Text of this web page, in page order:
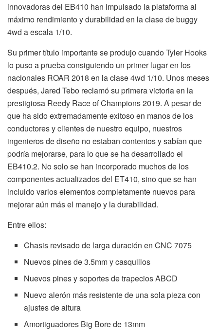
innovadoras del EB410 han impulsado la plataforma al
máximo rendimiento y durabilidad en la clase de buggy
4wd a escala 1/10.
Su primer título importante se produjo cuando Tyler Hooks
lo puso a prueba consiguiendo un primer lugar en los
nacionales ROAR 2018 en la clase 4wd 1/10. Unos meses
después, Jared Tebo reclamó su primera victoria en la
prestigiosa Reedy Race of Champions 2019. A pesar de
que ha sido extremadamente exitoso en manos de los
conductores y clientes de nuestro equipo, nuestros
ingenieros de diseño no estaban contentos y sabían que
podría mejorarse, para lo que se ha desarrollado el
EB410.2. No solo se han incorporado muchos de los
componentes actualizados del ET410, sino que se han
incluido varios elementos completamente nuevos para
mejorar aún más el manejo y la durabilidad.
Entre ellos:
Chasis revisado de larga duración en CNC 7075
Nuevos pines de 3.5mm y casquillos
Nuevos pines y soportes de trapecios ABCD
Nuevo alerón más resistente de una sola pieza con
ajustes de altura
Amortiguadores Big Bore de 13mm